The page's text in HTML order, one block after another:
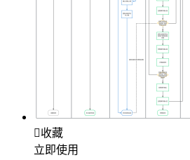
收藏
立即使用